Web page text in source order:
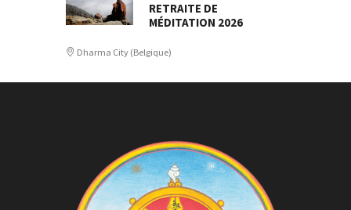
RETRAITE DE
MÉDITATION 2026
Dharma City (Belgique)